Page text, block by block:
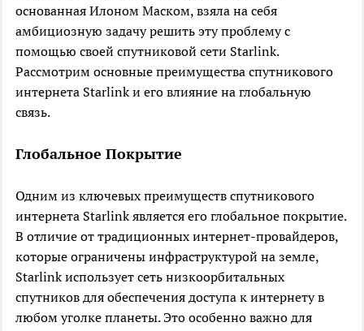
основанная Илоном Маском, взяла на себя
амбициозную задачу решить эту проблему с
помощью своей спутниковой сети Starlink.
Рассмотрим основные преимущества спутникового
интернета Starlink и его влияние на глобальную
связь.
Глобальное Покрытие
Одним из ключевых преимуществ спутникового
интернета Starlink является его глобальное покрытие.
В отличие от традиционных интернет-провайдеров,
которые ограничены инфраструктурой на земле,
Starlink использует сеть низкоорбитальных
спутников для обеспечения доступа к интернету в
любом уголке планеты. Это особенно важно для